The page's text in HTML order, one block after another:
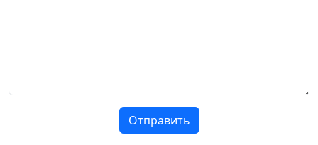
Отправить